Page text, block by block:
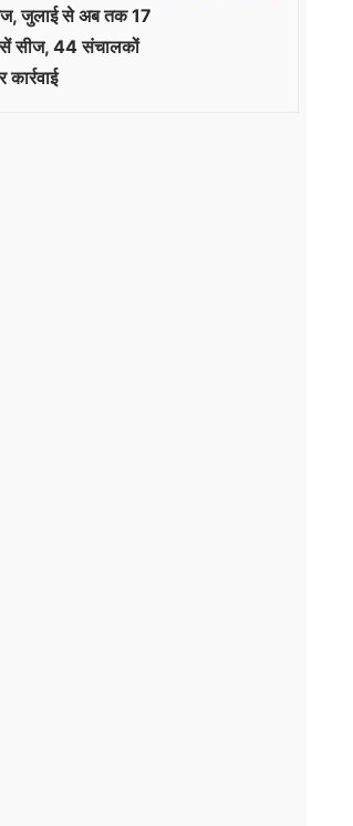
जुलाई से अब तक 17
सीज, 44 संचालकों
कार्रवाई